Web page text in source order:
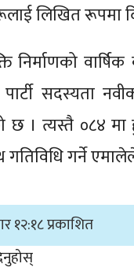
लिखित
निर्माणको
पार्टी सदस्यता
छ । त्यस्तै ०८४
गतिविधि गर्ने
१२:१८ प्रकाशित